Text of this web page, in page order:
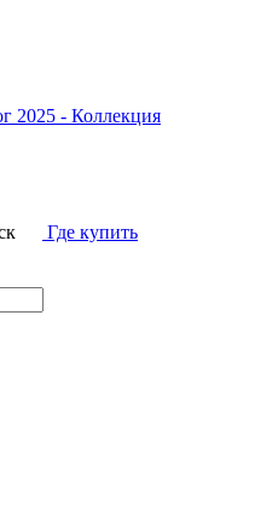
2025 - Коллекция
Где купить